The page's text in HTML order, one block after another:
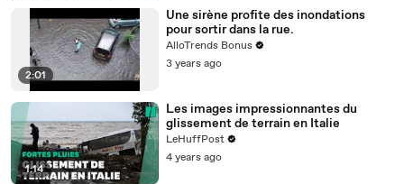
2:01
Une sirène profite des inondations
pour sortir dans la rue.
AlloTrends Bonus
3 years ago
1:14
Les images impressionnantes du
glissement de terrain en Italie
LeHuffPost
4 years ago